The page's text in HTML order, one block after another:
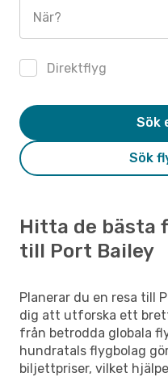
När?
Direktflyg
Sök
Sök
Hitta de bästa
till Port Bailey
Planerar du en resa till
dig att utforska ett
från betrodda globala
hundratals flygbolag
biljettpriser, vilket